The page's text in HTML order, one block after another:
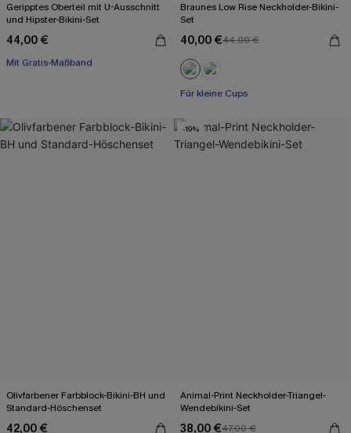
Geripptes Oberteil mit U-Ausschnitt
und Hipster-Bikini-Set
44,00 €
Mit Gratis-Maßband
High waist
Braunes Low Rise Neckholder-Bikini-
Set
40,00 €44,00 €
Für kleine Cups
Olivfarbener Farbblock-Bikini-BH und
Standard-Höschenset
42,00 €
-19%
Animal-Print Neckholder-Triangel-
Wendebikini-Set
38,00 €47,00 €